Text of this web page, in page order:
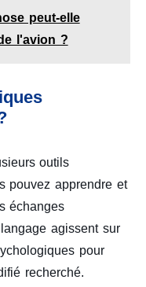
peut-elle
l'avion ?
outils
pouvez apprendre et
échanges
agissent sur
pour
recherché.